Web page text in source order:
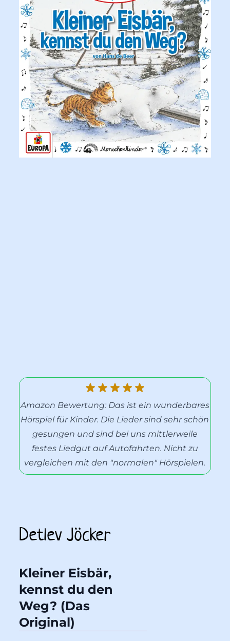
Amazon Bewertung: Das ist ein wunderbares
Hörspiel für Kinder. Die Lieder sind sehr schön
gesungen und sind bei uns mittlerweile
festes Liedgut auf Autofahrten. Nicht zu
vergleichen mit den "normalen" Hörspielen.
Detlev Jöcker
Kleiner Eisbär,
kennst du den
Weg? (Das
Original)